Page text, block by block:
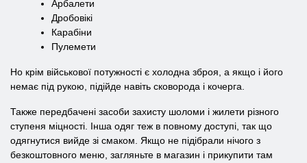
Арбалети
Дробовікі
Карабіни
Пулемети
Но крім військової потужності є холодна зброя, а якщо і його
немає під рукою, підійде навіть сковорода і кочерга.
Также передбачені засоби захисту шоломи і жилети різного
ступеня міцності. Інша одяг теж в повному доступі, так що
одягнутися вийде зі смаком. Якщо не підібрали нічого з
безкоштовного меню, загляньте в магазин і прикупити там